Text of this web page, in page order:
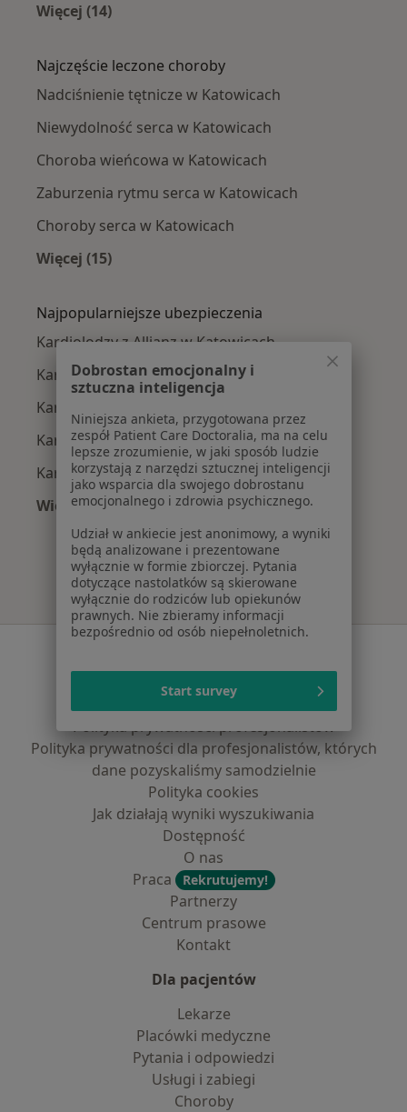
Więcej (14)
Najczęście leczone choroby
Nadciśnienie tętnicze w Katowicach
Niewydolność serca w Katowicach
Choroba wieńcowa w Katowicach
Zaburzenia rytmu serca w Katowicach
Choroby serca w Katowicach
Więcej (15)
Najpopularniejsze ubezpieczenia
Kardiolodzy z Allianz w Katowicach
Kardiolodzy z POLMED w Katowicach
Kardiolodzy z Signal Iduna w Katowicach
Kardiolodzy z NFZ w Katowicach
Kardiolodzy z Medica Polska w Katowicach
Więcej (12)
Więcej w kategorii: Najpopularniejsze
Regulamin
Polityka prywatności pacjentów
Polityka prywatności profesjonalistów
Polityka prywatności dla profesjonalistów, których
dane pozyskaliśmy samodzielnie
Polityka cookies
Jak działają wyniki wyszukiwania
Dostępność
O nas
Praca
Rekrutujemy!
Partnerzy
Centrum prasowe
Kontakt
Dla pacjentów
Lekarze
Placówki medyczne
Pytania i odpowiedzi
Usługi i zabiegi
Choroby
Dobrostan emocjonalny i
sztuczna inteligencja
Niniejsza ankieta, przygotowana przez
zespół Patient Care Doctoralia, ma na celu
lepsze zrozumienie, w jaki sposób ludzie
korzystają z narzędzi sztucznej inteligencji
jako wsparcia dla swojego dobrostanu
emocjonalnego i zdrowia psychicznego.
Udział w ankiecie jest anonimowy, a wyniki
będą analizowane i prezentowane
wyłącznie w formie zbiorczej. Pytania
dotyczące nastolatków są skierowane
wyłącznie do rodziców lub opiekunów
prawnych. Nie zbieramy informacji
bezpośrednio od osób niepełnoletnich.
Start survey